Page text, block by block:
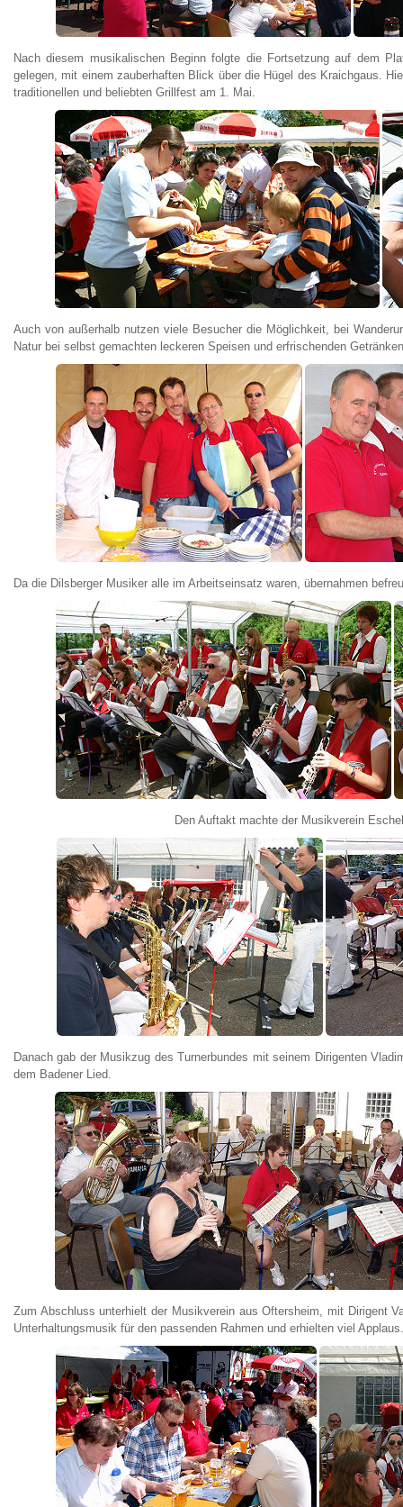
Nach diesem musikalischen Beginn folgte die Fortsetzung auf dem
gelegen, mit einem zauberhaften Blick über die Hügel des Kraichgaus.
traditionellen und beliebten Grillfest am 1. Mai.
Auch von außerhalb nutzen viele Besucher die Möglichkeit, bei
Natur bei selbst gemachten leckeren Speisen und erfrischenden
Da die Dilsberger Musiker alle im Arbeitseinsatz waren, übernahmen
Den Auftakt machte der Musikverein
Danach gab der Musikzug des Turnerbundes mit seinem Dirigenten
dem Badener Lied.
Zum Abschluss unterhielt der Musikverein aus Oftersheim, mit Dirigent
Unterhaltungsmusik für den passenden Rahmen und erhielten viel Applaus.